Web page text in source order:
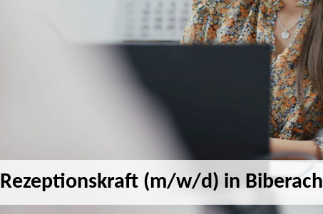
Rezeptionskraft (m/w/d) in Biberach